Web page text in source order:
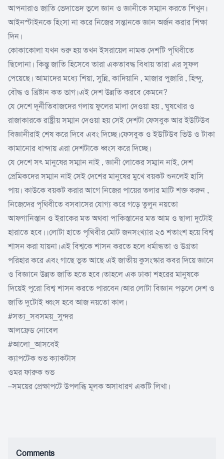
আপনারাও জাতি ভেদাভেদ ভূলে জ্ঞান ও জ্ঞানীকে সম্মান করতে শিখুন।
আইনস্টাইনকে হিংসা না করে নিজের সন্তানকে জ্ঞান অর্জন করার শিক্ষা
দিন।
কোকাকোলা যখন শুরু হয় তখন ইসরায়েল নামক দেশটি পৃথিবীতে
ছিলোনা। কিন্তু জাতি হিসেবে তারা একতাবদ্ধ বিধায় তারা এর সুফল
পেয়েছে। আমাদের মধ্যে শিয়া, সুন্নি, কাদিয়ানি , মাজার পুজারি , হিন্দু,
বৌদ্ধ ও খ্রিষ্টান কত ভাগ।এই দেশ উন্নতি করবে কেমনে?
যে দেশে দূর্নীতিবাজদের গলায় ফুলের মালা দেওয়া হয় , ঘুষখোর ও
রাজাকারকে রাষ্ট্রীয় সম্মান দেওয়া হয় সেই দেশটা ফেসবুক আর ইউটিউব
বিজ্ঞানীরাই শেষ করে দিবে এবং দিচ্ছে।ফেসবুক ও ইউটিউব ভিউ ও টাকা
কামানোর ধান্দায় এরা দেশটাকে ধ্বংস করে দিচ্ছে।
যে দেশে সৎ মানুষের সম্মান নাই , জ্ঞানী লোকের সম্মান নাই, দেশ
প্রেমিকদের সম্মান নাই সেই দেশের মানুষের মুখে বয়কট শুনলেই হাসি
পায়। কাউকে বয়কট করার আগে নিজের পায়ের তলার মাটি শক্ত করুন ,
নিজেদের পৃথিবীতে বসবাসের যোগ্য করে গড়ে তুলুন নয়তো
আফগানিস্তান ও ইরাকের মত অথবা পাকিস্তানের মত আম ও ছালা দুটোই
হারাতে হবে।।লোটা হাতে পৃথিবীর মোট জনসংখ্যার ২৩ শতাংশ হয়ে বিশ্ব
শাসন করা যায়না।এই বিশ্বকে শাসন করতে হলে ধর্মান্ধতা ও উগ্রতা
পরিহার করে এবং গাছে ভূত আছে এই জাতীয় কুসংস্কার কবর দিয়ে জ্ঞানে
ও বিজ্ঞানে উন্নত জাতি হতে হবে।তাহলে এক ঢাকা শহরের মানুষকে
দিয়েই পুরো বিশ্ব শাসন করতে পারবেন।আর লোটা বিজ্ঞান পড়লে দেশ ও
জাতি দুটোই ধ্বংস হবে আজ নয়তো কাল।
#সত্য_সবসময়_সুন্দর
আলফ্রেড নোবেল
#আলো_আসবেই
ক্যাপটেক শুভ ক্যাকটাস
ওমর ফারুক শুভ
–সময়ের প্রেক্ষাপটে উপলব্ধি মূলক অসাধারণ একটি লিখা।
Comments